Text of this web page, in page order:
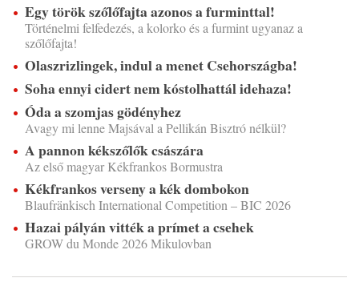
Egy török szőlőfajta azonos a furminttal!
Történelmi felfedezés, a kolorko és a furmint ugyanaz a
szőlőfajta!
Olaszrizlingek, indul a menet Csehországba!
Soha ennyi cidert nem kóstolhattál idehaza!
Óda a szomjas gödényhez
Avagy mi lenne Majsával a Pellikán Bisztró nélkül?
A pannon kékszőlők császára
Az első magyar Kékfrankos Bormustra
Kékfrankos verseny a kék dombokon
Blaufränkisch International Competition – BIC 2026
Hazai pályán vitték a prímet a csehek
GROW du Monde 2026 Mikulovban